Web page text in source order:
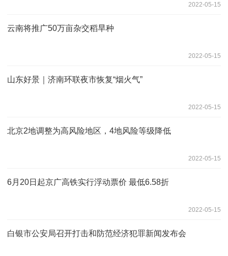
2022-05-15
云南将推广50万亩杂交稻旱种
2022-05-15
山东好景｜济南环联夜市恢复“烟火气”
2022-05-15
北京2地调整为高风险地区，4地风险等级降低
2022-05-15
6月20日起京广高铁实行浮动票价 最低6.58折
2022-05-15
白银市公安局召开打击和防范经济犯罪新闻发布会